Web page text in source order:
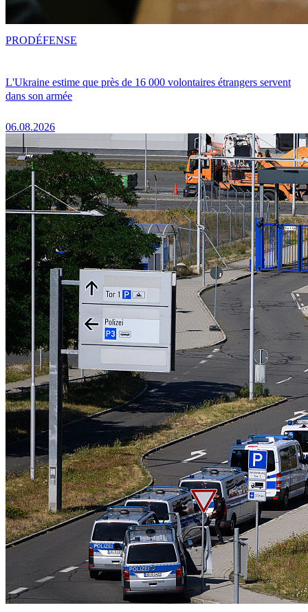
L'Ukraine estime que près de 16 000 volontaires étrangers servent
dans son armée
06.08.2026
PRODÉFENSE